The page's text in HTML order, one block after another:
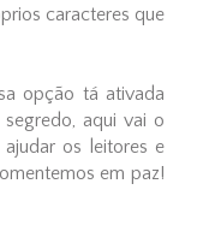
caracteres que
opção tá ativada
aqui vai o
os leitores e
em paz!